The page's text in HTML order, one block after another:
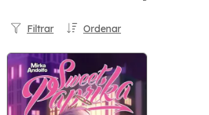
Ordenar
Filtrar